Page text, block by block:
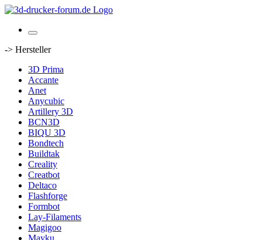
-> Hersteller
3D Prima
Accante
Anet
Anycubic
Artillery 3D
BCN3D
BIQU 3D
Bondtech
Buildtak
Creality
Creatbot
Deltaco
Flashforge
Formbot
Lay-Filaments
Magigoo
Mayku